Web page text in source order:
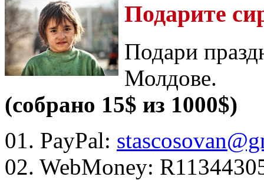
Подарите
Подари
Молдове.
(собрано 15$ из 1000$)
01. PayPal:
02. WebMoney: